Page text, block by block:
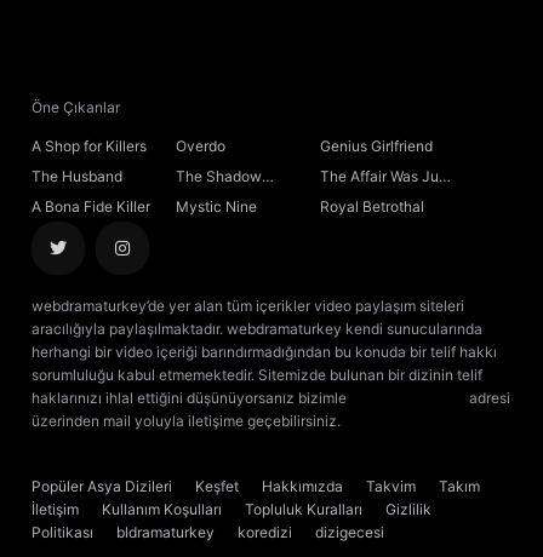
23. Bölüm
24. Bölüm
26. Bölüm
27. Bölüm
29. Bölüm
Öne Çıkanlar
A Shop for Killers Overdo
Genius Girlfriend
The Husband
The Shadow
Sovereign
The Affair Was Just
the Beginning
A Bona Fide Killer Mystic Nine Royal Betrothal
webdramaturkey’de yer alan tüm içerikler video paylaşım siteleri
aracılığıyla paylaşılmaktadır. webdramaturkey kendi sunucularında
herhangi bir video içeriği barındırmadığından bu konuda bir telif hakkı
sorumluluğu kabul etmemektedir. Sitemizde bulunan bir dizinin telif
haklarınızı ihlal ettiğini düşünüyorsanız bizimle
adresi
üzerinden mail yoluyla iletişime geçebilirsiniz.
Popüler Asya Dizileri Keşfet Hakkımızda Takvim
Takım
İletişim
Kullanım Koşulları Topluluk Kuralları
Gizlilik
Politikası
bldramaturkey koredizi
dizigecesi